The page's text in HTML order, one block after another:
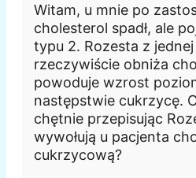
Witam, u mnie po
cholesterol spadł, ale
typu 2. Rozesta z
rzeczywiście obniża
powoduje wzrost
następstwie cukrzycę.
chętnie przepisując
wywołują u pacjenta
cukrzycową?